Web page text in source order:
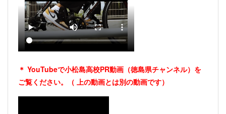
＊ YouTubeで小松島高校PR動画（徳島県チャンネル）を
ご覧ください。（ 上の動画とは別の動画です）